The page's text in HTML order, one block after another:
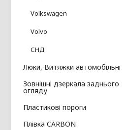
Volkswagen
Volvo
СНД
Люки, Витяжки автомобільні
Зовнішні дзеркала заднього
огляду
Пластикові пороги
Плівка CARBON